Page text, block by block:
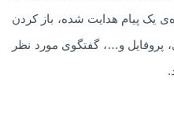
یک پیام هدایت شده، باز کردن
پروفایل و…، گفتگوی مورد نظر